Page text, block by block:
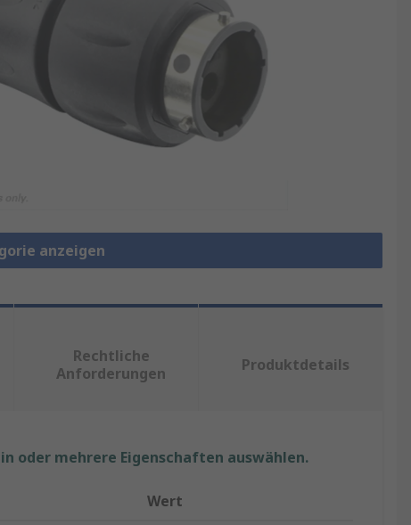
anzeigen
Rechtliche
Anforderungen
Produktdetails
oder mehrere Eigenschaften auswählen.
Wert